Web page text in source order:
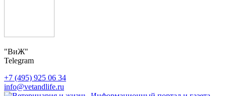
"ВиЖ"
Telegram
+7 (495) 925 06 34
info@vetandlife.ru